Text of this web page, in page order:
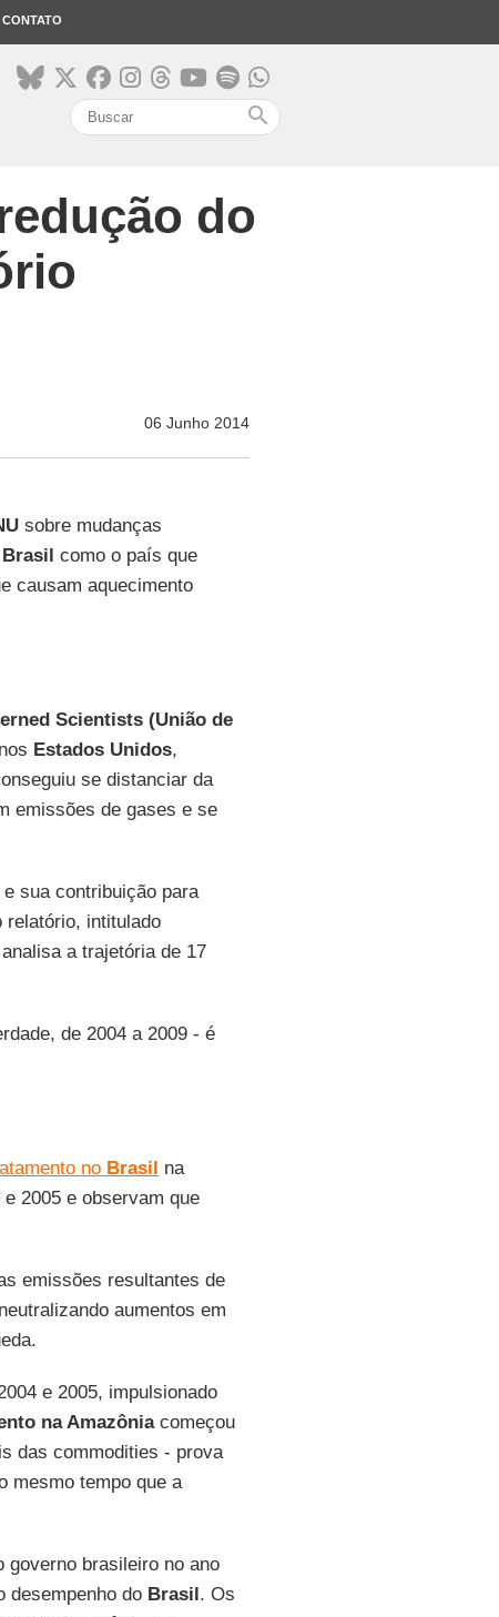
CONTATO
search
do
06 Junho 2014
sobre mudanças
Brasil como o país que
causam aquecimento
Scientists (União de
Estados Unidos,
se distanciar da
emissões de gases e se
sua contribuição para
relatório, intitulado
a trajetória de 17
de 2004 a 2009 - é
no Brasil na
2005 e observam que
emissões resultantes de
aumentos em
e 2005, impulsionado
na Amazôniacomeçou
das commodities - prova
mesmo tempo que a
governo brasileiro no ano
desempenho do Brasil. Os